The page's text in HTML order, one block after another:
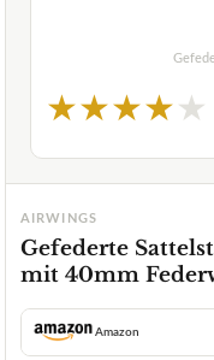
★★★★★
AIRWINGS
Gefederte
mit 40mm
Amazon